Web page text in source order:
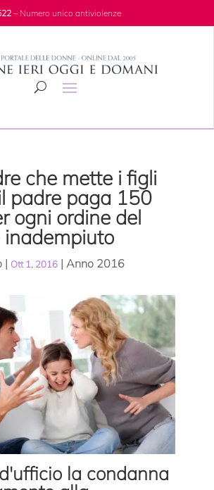
– Numero unico antiviolenze
che mette i figli
padre paga 150
ogni ordine del
inadempiuto
| Ott 1, 2016| Anno 2016
la condanna